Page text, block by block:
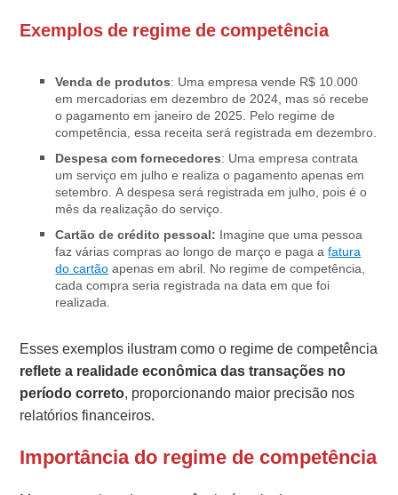
Exemplos de regime de competência
Venda de produtos: Uma empresa vende R$ 10.000
em mercadorias em dezembro de 2024, mas só recebe
o pagamento em janeiro de 2025. Pelo regime de
competência, essa receita será registrada em dezembro.
Despesa com fornecedores: Uma empresa contrata
um serviço em julho e realiza o pagamento apenas em
setembro. A despesa será registrada em julho, pois é o
mês da realização do serviço.
Cartão de crédito pessoal: Imagine que uma pessoa
faz várias compras ao longo de março e paga afatura
do cartão apenas em abril. No regime de competência,
cada compra seria registrada na data em que foi
realizada.
Esses exemplos ilustram como o regime de competência
reflete a realidade econômica das transações no
período correto, proporcionando maior precisão nos
relatórios financeiros.
Importância do regime de competência